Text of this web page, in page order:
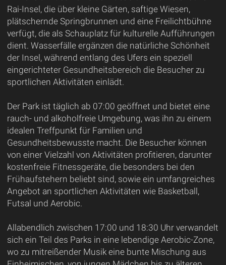
Rai-Insel, die über kleine Gärten, saftige Wiesen,
plätschernde Springbrunnen und eine Freilichtbühne
verfügt, die als Schauplatz für kulturelle Aufführungen
dient. Wasserfälle ergänzen die natürliche Schönheit
der Insel, während entlang des Ufers ein speziell
eingerichteter Gesundheitsbereich die Besucher zu
sportlichen Aktivitäten einlädt.
Der Park ist täglich ab 07:00 geöffnet und bietet eine
rauch- und alkoholfreie Umgebung, was ihn zu einem
idealen Treffpunkt für Familien und
Gesundheitsbewusste macht. Die Besucher können
von einer Vielzahl von Aktivitäten profitieren, darunter
kostenfreie Fitnessgeräte, die besonders bei den
Frühaufstehern beliebt sind, sowie ein umfangreiches
Angebot an sportlichen Aktivitäten wie Basketball,
Futsal und Aerobic.
Allabendlich zwischen 17:00 und 18:30 Uhr verwandelt
sich ein Teil des Parks in eine lebendige Aerobic-Zone,
wo zu mitreißender Musik eine bunte Mischung aus